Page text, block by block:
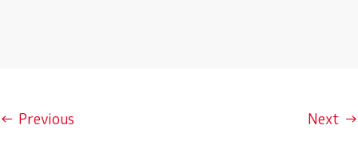
← Previous Next →